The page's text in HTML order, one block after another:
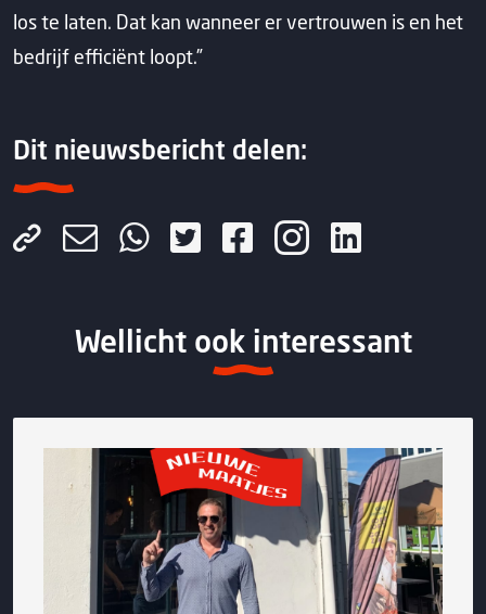
los te laten. Dat kan wanneer er vertrouwen is en het
bedrijf efficiënt loopt.”
Dit nieuwsbericht delen:
Wellicht ook interessant